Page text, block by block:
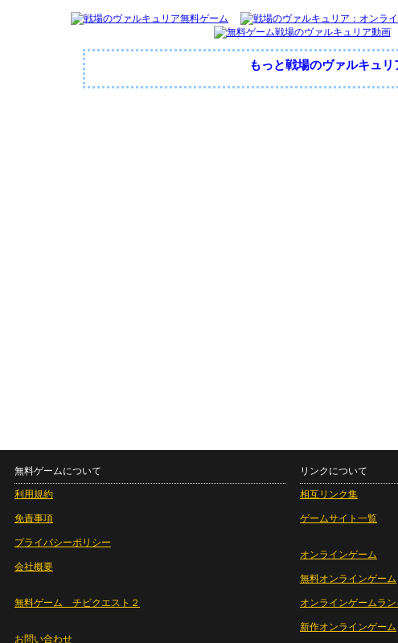
もっと戦場のヴァルキュ
無料ゲームについて
利用規約
免責事項
プライバシーポリシー
会社概要
無料ゲーム チビクエスト２
お問い合わせ
リンクについて
相互リンク集
ゲームサイト一覧
オンラインゲーム
無料オンラインゲーム
オンラインゲームラ
新作オンラインゲーム